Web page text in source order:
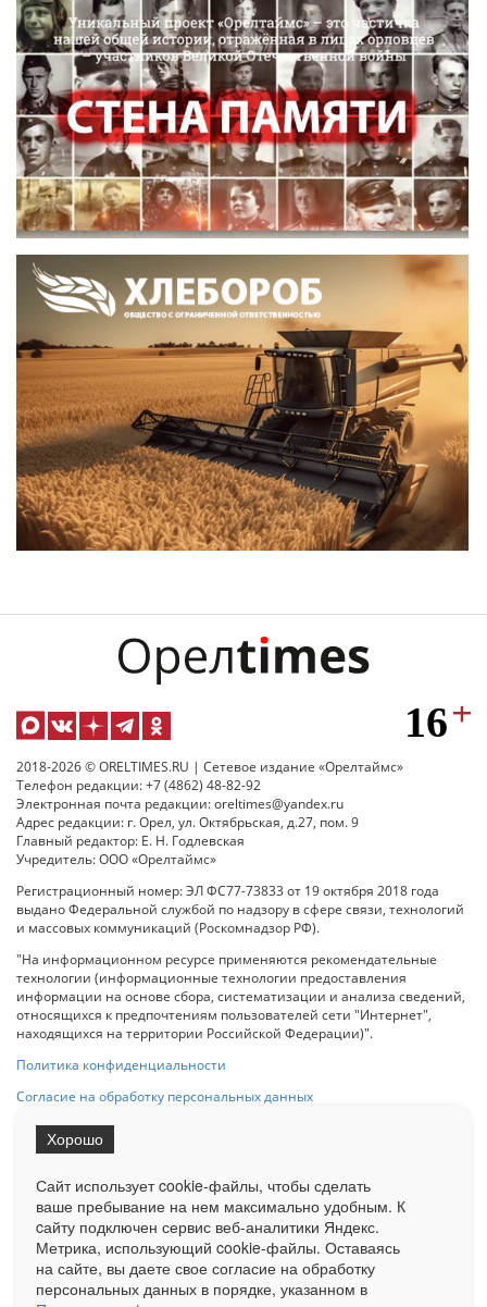
2018-2026 © ORELTIMES.RU | Сетевое издание «Орелтаймс»
Телефон редакции: +7 (4862) 48-82-92
Электронная почта редакции: oreltimes@yandex.ru
Адрес редакции: г. Орел, ул. Октябрьская, д.27, пом. 9
Главный редактор: Е. Н. Годлевская
Учредитель: ООО «Орелтаймс»
Регистрационный номер: ЭЛ ФС77-73833 от 19 октября 2018 года
выдано Федеральной службой по надзору в сфере связи, технологий
и массовых коммуникаций (Роскомнадзор РФ).
"На информационном ресурсе применяются рекомендательные
технологии (информационные технологии предоставления
информации на основе сбора, систематизации и анализа сведений,
относящихся к предпочтениям пользователей сети "Интернет",
находящихся на территории Российской Федерации)".
Политика конфиденциальности
Согласие на обработку персональных данных
При использовании любого материала с данного сайта гипер-ссылка
на Сетевое издание «ОрелТаймс» обязательна.
Ограниченная статистика посещаемости доступна на сайте
Liveinternet.ru . Подробная статистика для рекламодателей по запросу
у менеджера.
Сайт использует cookie-файлы, чтобы сделать
ваше пребывание на нем максимально удобным. К
cайту подключен сервис веб-аналитики Яндекс.
Метрика, использующий cookie-файлы. Оставаясь
на сайте, вы даете свое согласие на обработку
персональных данных в порядке, указанном в
Хорошо